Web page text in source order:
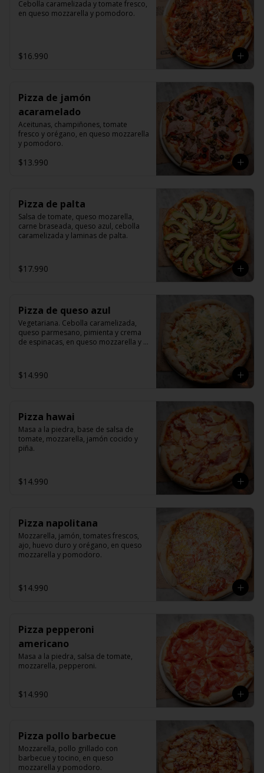
Cebolla caramelizada y tomate fresco,
en queso mozzarella y pomodoro.
$16.990
Pizza de jamón
acaramelado
Aceitunas, champiñones, tomate
fresco y orégano, en queso mozzarella
y pomodoro.
$13.990
Pizza de palta
Salsa de tomate, queso mozarella,
carne braseada, queso azul, cebolla
caramelizada y laminas de palta.
$17.990
Pizza de queso azul
Vegetariana. Cebolla caramelizada,
queso parmesano, pimienta y crema
de espinacas, en queso mozzarella y
$14.990
Pizza hawai
Masa a la piedra, base de salsa de
tomate, mozzarella, jamón cocido y
piña.
$14.990
Pizza napolitana
Mozzarella, jamón, tomates frescos,
ajo, huevo duro y orégano, en queso
mozzarella y pomodoro.
$14.990
Pizza pepperoni
americano
Masa a la piedra, salsa de tomate,
mozzarella, pepperoni.
$14.990
Pizza pollo barbecue
Mozzarella, pollo grillado con
barbecue y tocino, en queso
mozzarella y pomodoro.